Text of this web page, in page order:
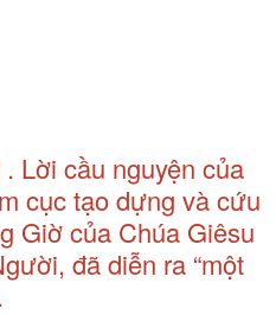
. Lời cầu nguyện của
cục tạo dựng và cứu
Giờ của Chúa Giêsu
đã diễn ra “một